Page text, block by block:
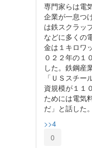
専門家らは電
企業が一息つ
は鉄スクラッ
などに多くの
金は１キロワ
０２２年の１
した。鉄鋼産
「ＵＳスチ
資規模が１１
ためには電気
だ」と話した。
>>4
0